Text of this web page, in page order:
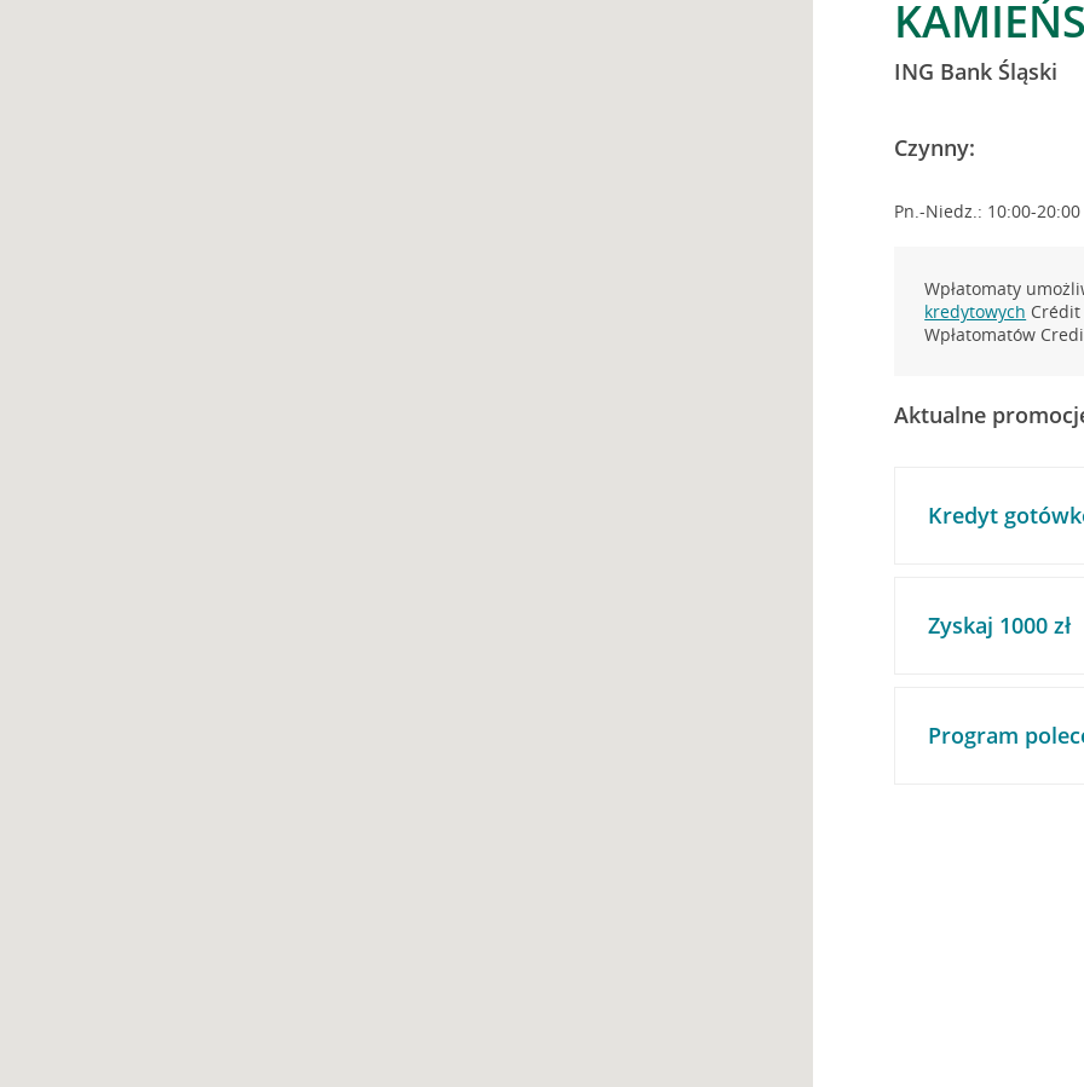
ING Bank Śląski
Czynny:
Pn.-Niedz.: 10:00-20:00
Wpłatomaty
kredytowych
Wpłatomatów
Aktualne
Kredyt
Zyskaj 1000 zł
Program